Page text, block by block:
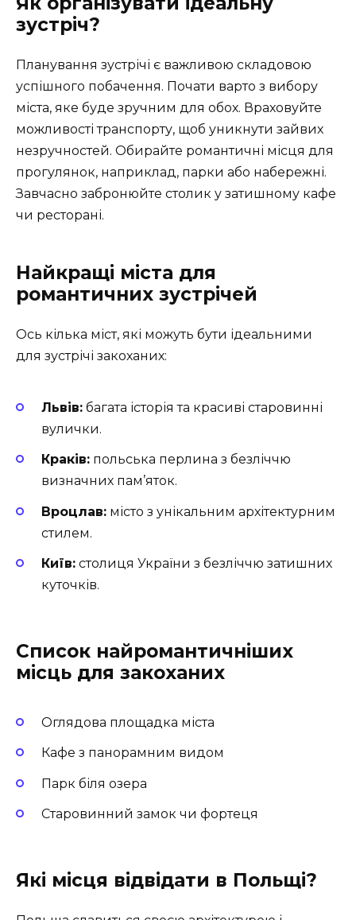
зустріч?
Планування зустрічі є важливою складовою
успішного побачення. Почати варто з вибору
міста, яке буде зручним для обох. Враховуйте
можливості транспорту, щоб уникнути зайвих
незручностей. Обирайте романтичні місця для
прогулянок, наприклад, парки або набережні.
Завчасно забронюйте столик у затишному кафе
чи ресторані.
Найкращі міста для
романтичних зустрічей
Ось кілька міст, які можуть бути ідеальними
для зустрічі закоханих:
Львів: багата історія та красиві старовинні
вулички.
Краків: польська перлина з безліччю
визначних пам’яток.
Вроцлав: місто з унікальним архітектурним
стилем.
Київ: столиця України з безліччю затишних
куточків.
Список найромантичніших
місць для закоханих
Оглядова площадка міста
Кафе з панорамним видом
Парк біля озера
Старовинний замок чи фортеця
Які місця відвідати в Польщі?